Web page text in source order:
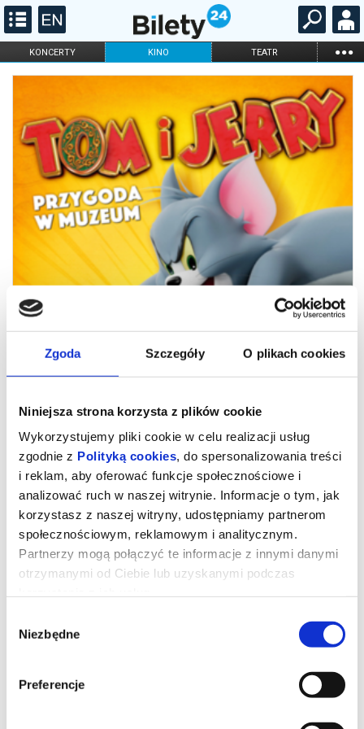
Zgoda Szczegóły O plikach cookies
Niniejsza strona korzysta z plików cookie
Wykorzystujemy pliki cookie w celu realizacji usług
zgodnie z Polityką cookies, do spersonalizowania treści
i reklam, aby oferować funkcje społecznościowe i
analizować ruch w naszej witrynie. Informacje o tym, jak
korzystasz z naszej witryny, udostępniamy partnerom
społecznościowym, reklamowym i analitycznym.
Partnerzy mogą połączyć te informacje z innymi danymi
otrzymanymi od Ciebie lub uzyskanymi podczas
zgody
Niezbędne
Preferencje
KONCERTY KINO TEATR ...
FILHARMONIA OPERA I BALET
KARNETY
Tom i Jerry: Przygoda w muzeum
Jerry przypadkowo uruchamiają mityczny Astralny Kompas, który
przenosi ich do olśniewającego Złotego Miasta rodem ze
starożytnych legend. Tom zostaje uznany za bóstwo i staje się
wpada w sidła niebezpiecznego szczurzego bossa. Gdy losy